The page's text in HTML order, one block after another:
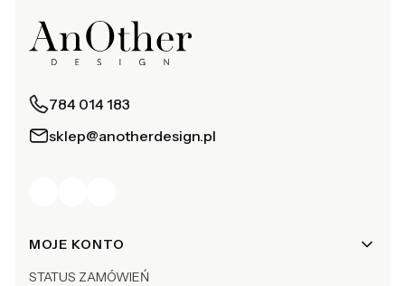
784 014 183
sklep@anotherdesign.pl
Linki w stopce
MOJE KONTO
STATUS ZAMÓWIEŃ